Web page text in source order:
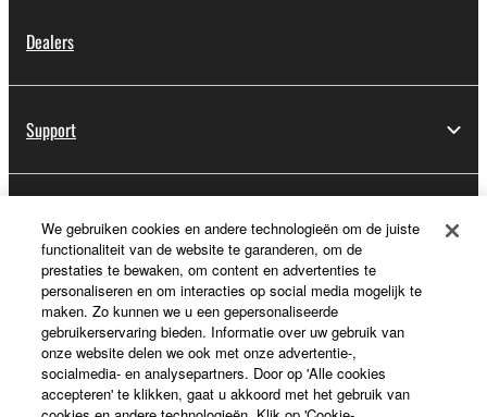
Dealers
Support
Registratie voor Yamaha Music ID
Over Yamaha
Nederland / België / Luxemburg - Dutch
We gebruiken cookies en andere technologieën om de juiste
functionaliteit van de website te garanderen, om de
prestaties te bewaken, om content en advertenties te
personaliseren en om interacties op social media mogelijk te
maken. Zo kunnen we u een gepersonaliseerde
gebruikerservaring bieden. Informatie over uw gebruik van
onze website delen we ook met onze advertentie-,
socialmedia- en analysepartners. Door op 'Alle cookies
accepteren' te klikken, gaat u akkoord met het gebruik van